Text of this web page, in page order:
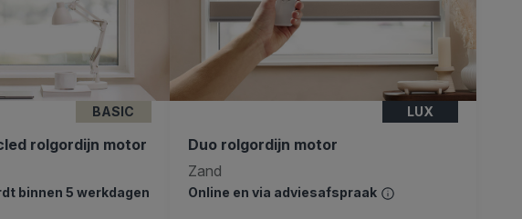
BASIC
rolgordijn motor
binnen 5 werkdagen
LUX
Duo rolgordijn motor
Zand
Online en via adviesafspraak